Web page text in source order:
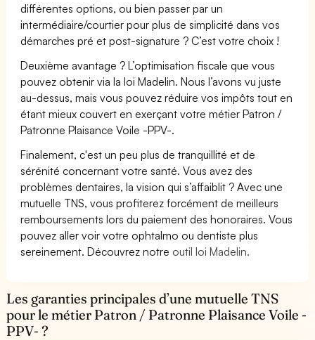
différentes options, ou bien passer par un
intermédiaire/courtier pour plus de simplicité dans vos
démarches pré et post-signature ? C’est votre choix !
Deuxième avantage ? L’optimisation fiscale que vous
pouvez obtenir via la loi Madelin. Nous l’avons vu juste
au-dessus, mais vous pouvez réduire vos impôts tout en
étant mieux couvert en exerçant votre métier Patron /
Patronne Plaisance Voile -PPV-.
Finalement, c'est un peu plus de tranquillité et de
sérénité concernant votre santé. Vous avez des
problèmes dentaires, la vision qui s’affaiblit ? Avec une
mutuelle TNS, vous profiterez forcément de meilleurs
remboursements lors du paiement des honoraires. Vous
pouvez aller voir votre ophtalmo ou dentiste plus
sereinement. Découvrez notre outil loi Madelin.
Les garanties principales d’une mutuelle TNS
pour le métier Patron / Patronne Plaisance Voile -
PPV- ?